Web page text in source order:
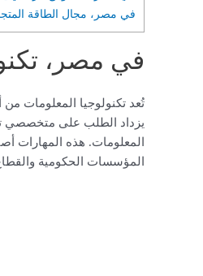
في مصر، مجال الطاقة
في مصر،
تُعد تكنولوجيا المعلومات
يزداد الطلب على متخصصي
المعلومات. هذه المهارات
المؤسسات الحكومية